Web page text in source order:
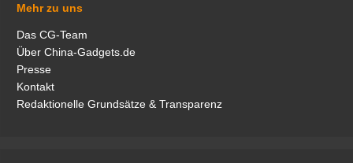
Mehr zu uns
Das CG-Team
Über China-Gadgets.de
Presse
Kontakt
Redaktionelle Grundsätze & Transparenz